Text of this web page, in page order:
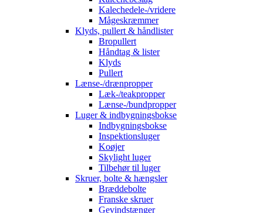
Kalechedele-/vridere
Mågeskræmmer
Klyds, pullert & håndlister
Bropullert
Håndtag & lister
Klyds
Pullert
Lænse-/drænpropper
Læk-/teakpropper
Lænse-/bundpropper
Luger & indbygningsbokse
Indbygningsbokse
Inspektionsluger
Koøjer
Skylight luger
Tilbehør til luger
Skruer, bolte & hængsler
Bræddebolte
Franske skruer
Gevindstænger